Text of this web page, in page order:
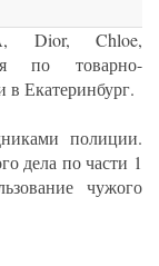
Dior, Chloe,
по товарно-
в Екатеринбург.
полиции.
дела по части 1
чужого